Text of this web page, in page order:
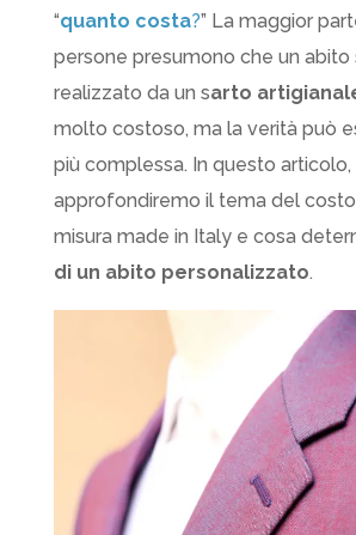
“quanto costa?” La maggior
persone presumono che un abito
realizzato da un sarto
molto costoso, ma la verità può
più complessa. In questo articolo,
approfondiremo il tema del
misura made in Italy e cosa
di un abito personalizzato.